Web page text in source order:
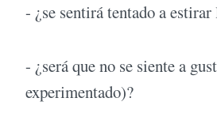
- ¿se sentirá tentado a
- ¿será que no se siente a
experimentado)?